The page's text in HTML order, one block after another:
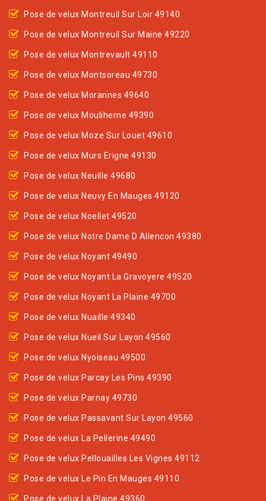
Pose de velux Montreuil Sur Loir 49140
Pose de velux Montreuil Sur Maine 49220
Pose de velux Montrevault 49110
Pose de velux Montsoreau 49730
Pose de velux Morannes 49640
Pose de velux Mouliherne 49390
Pose de velux Moze Sur Louet 49610
Pose de velux Murs Erigne 49130
Pose de velux Neuille 49680
Pose de velux Neuvy En Mauges 49120
Pose de velux Noellet 49520
Pose de velux Notre Dame D Allencon 49380
Pose de velux Noyant 49490
Pose de velux Noyant La Gravoyere 49520
Pose de velux Noyant La Plaine 49700
Pose de velux Nuaille 49340
Pose de velux Nueil Sur Layon 49560
Pose de velux Nyoiseau 49500
Pose de velux Parcay Les Pins 49390
Pose de velux Parnay 49730
Pose de velux Passavant Sur Layon 49560
Pose de velux La Pellerine 49490
Pose de velux Pellouailles Les Vignes 49112
Pose de velux Le Pin En Mauges 49110
Pose de velux La Plaine 49360